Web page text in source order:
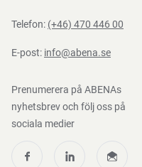
Telefon: (+46) 470 446 00
E-post: info@abena.se
Prenumerera på ABENAs
nyhetsbrev och följ oss på
sociala medier